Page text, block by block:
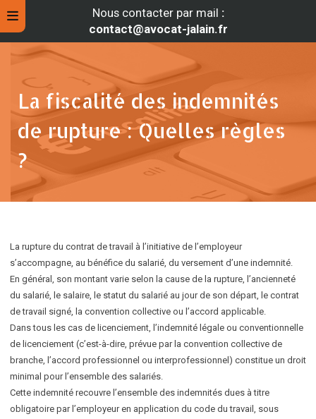
Nous contacter par mail :
contact@avocat-jalain.fr
La fiscalité des indemnités
de rupture : Quelles règles
?
La rupture du contrat de travail à l’initiative de l’employeur
s’accompagne, au bénéfice du salarié, du versement d’une indemnité.
En général, son montant varie selon la cause de la rupture, l’ancienneté
du salarié, le salaire, le statut du salarié au jour de son départ, le contrat
de travail signé, la convention collective ou l’accord applicable.
Dans tous les cas de licenciement, l’indemnité légale ou conventionnelle
de licenciement (c’est-à-dire, prévue par la convention collective de
branche, l’accord professionnel ou interprofessionnel) constitue un droit
minimal pour l’ensemble des salariés.
Cette indemnité recouvre l’ensemble des indemnités dues à titre
obligatoire par l’employeur en application du code du travail, sous